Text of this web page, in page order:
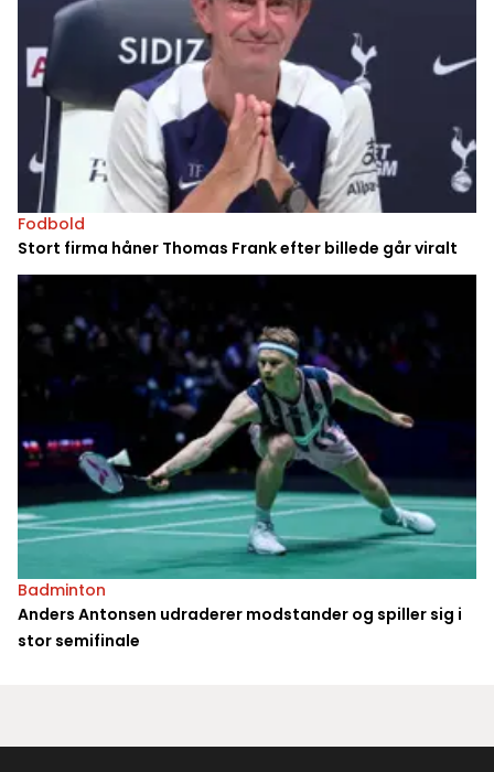
Fodbold
Stort firma håner Thomas Frank efter billede går viralt
Badminton
Anders Antonsen udraderer modstander og spiller sig i
stor semifinale